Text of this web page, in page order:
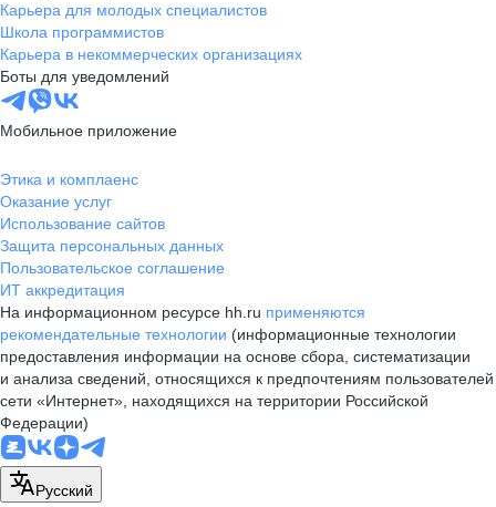
Карьера для молодых специалистов
Школа программистов
Карьера в некоммерческих организациях
Боты для уведомлений
Мобильное приложение
Этика и комплаенс
Оказание услуг
Использование сайтов
Защита персональных данных
Пользовательское соглашение
ИТ аккредитация
На информационном ресурсе hh.ru применяются
рекомендательные технологии (информационные технологии
предоставления информации на основе сбора, систематизации
и анализа сведений, относящихся к предпочтениям пользователей
сети «Интернет», находящихся на территории Российской
Федерации)
Русский